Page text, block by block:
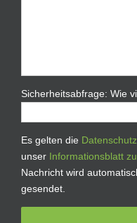
Sicherheitsabfrage: Wie
Es gelten die
unser Informationsblatt
Nachricht wird
gesendet.